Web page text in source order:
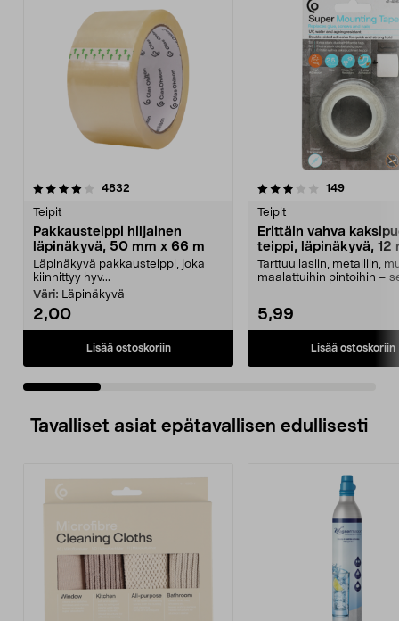
4832
Teipit
Pakkausteippi hiljainen
läpinäkyvä, 50 mm x 66 m
Läpinäkyvä pakkausteippi, joka
kiinnittyy hyv...
Väri: Läpinäkyvä
2,00
Lisää ostoskoriin
3.5 viidestä
149arvostelut
Teipit
Erittäin vahva
teippi, läpinäkyvä, 12
2,5 m
Tarttuu lasiin, metalliin,
maalattuihin pintoihin –
5,99
Lisää ostoskoriin
4.0 viidestä
Tavalliset asiat epätavallisen edullisesti